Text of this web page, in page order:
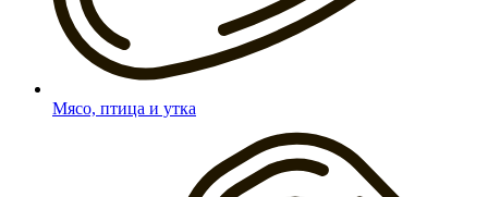
Мясо, птица и утка